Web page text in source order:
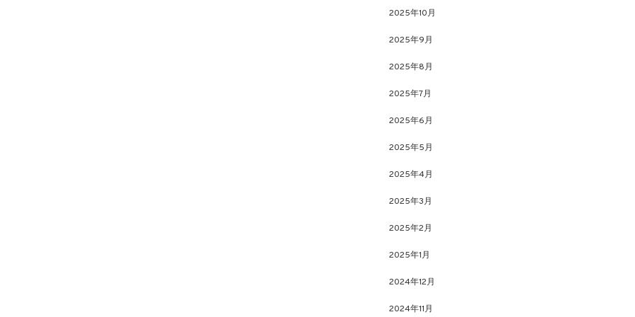
2025年10月
2025年9月
2025年8月
2025年7月
2025年6月
2025年5月
2025年4月
2025年3月
2025年2月
2025年1月
2024年12月
2024年11月